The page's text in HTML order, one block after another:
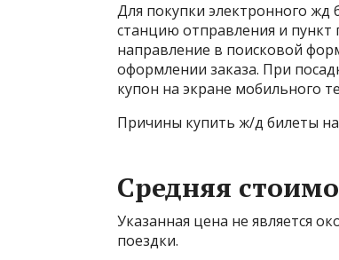
Для покупки электронного жд
станцию отправления и пункт
направление в поисковой
оформлении заказа. При
купон на экране мобильного
Причины купить ж/д билеты
Средняя
Указанная цена не является
поездки.